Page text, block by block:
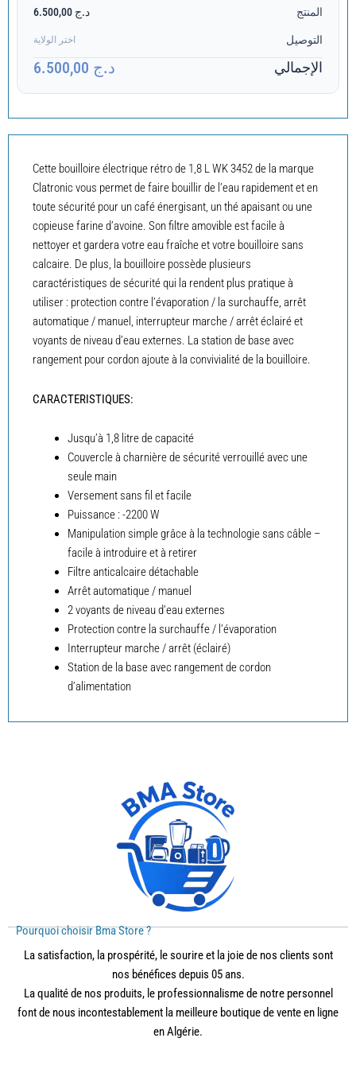
المنتج د.ج 6.500,00
التوصيل اختر الولاية
الإجمالي د.ج 6.500,00
Cette bouilloire électrique rétro de 1,8 L WK 3452 de la marque
Clatronic vous permet de faire bouillir de l’eau rapidement et en
toute sécurité pour un café énergisant, un thé apaisant ou une
copieuse farine d’avoine. Son filtre amovible est facile à
nettoyer et gardera votre eau fraîche et votre bouilloire sans
calcaire. De plus, la bouilloire possède plusieurs
caractéristiques de sécurité qui la rendent plus pratique à
utiliser : protection contre l’évaporation / la surchauffe, arrêt
automatique / manuel, interrupteur marche / arrêt éclairé et
voyants de niveau d’eau externes. La station de base avec
rangement pour cordon ajoute à la convivialité de la bouilloire.
CARACTERISTIQUES:
Jusqu’à 1,8 litre de capacité
Couvercle à charnière de sécurité verrouillé avec une
seule main
Versement sans fil et facile
Puissance : -2200 W
Manipulation simple grâce à la technologie sans câble –
facile à introduire et à retirer
Filtre anticalcaire détachable
Arrêt automatique / manuel
2 voyants de niveau d’eau externes
Protection contre la surchauffe / l’évaporation
Interrupteur marche / arrêt (éclairé)
Station de la base avec rangement de cordon
d’alimentation
Pourquoi choisir Bma Store ?
La satisfaction, la prospérité, le sourire et la joie de nos clients sont
nos bénéfices depuis 05 ans.
La qualité de nos produits, le professionnalisme de notre personnel
font de nous incontestablement la meilleure boutique de vente en ligne
en Algérie.